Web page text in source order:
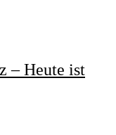
– Heute ist